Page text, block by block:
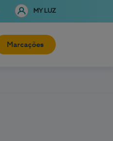
MY LUZ
Marcações